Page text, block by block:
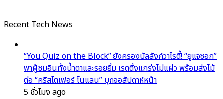
Recent Tech News
“You Quiz on the Block” ยังครองบัลลังก์วาไรตี้! “ยูแจซอก”
พาผู้ชมอินทั้งน้ำตาและรอยยิ้ม เรตติ้งแกร่งไม่แผ่ว พร้อมส่งไม้
ต่อ “คริสโตเฟอร์ โนแลน” บุกจอสัปดาห์หน้า
5 ชั่วโมง ago